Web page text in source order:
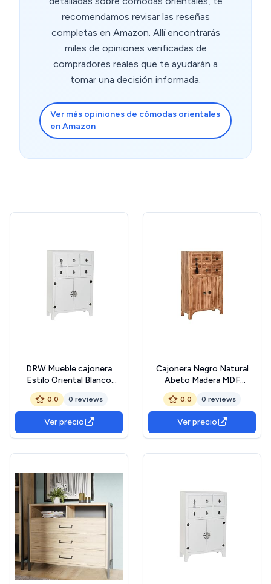
recomendamos revisar las reseñas
completas en Amazon. Allí encontrarás
miles de opiniones verificadas de
compradores reales que te ayudarán a
tomar una decisión informada.
Ver más opiniones de cómodas orientales
en Amazon
DRW Mueble cajonera
Estilo Oriental Blanco
63x27x101 cm
0.0 0 reviews
Ver precio
Cajonera Negro Natural
Abeto Madera MDF
Oriental 63 x 27 x 101 cm
0.0 0 reviews
Ver precio